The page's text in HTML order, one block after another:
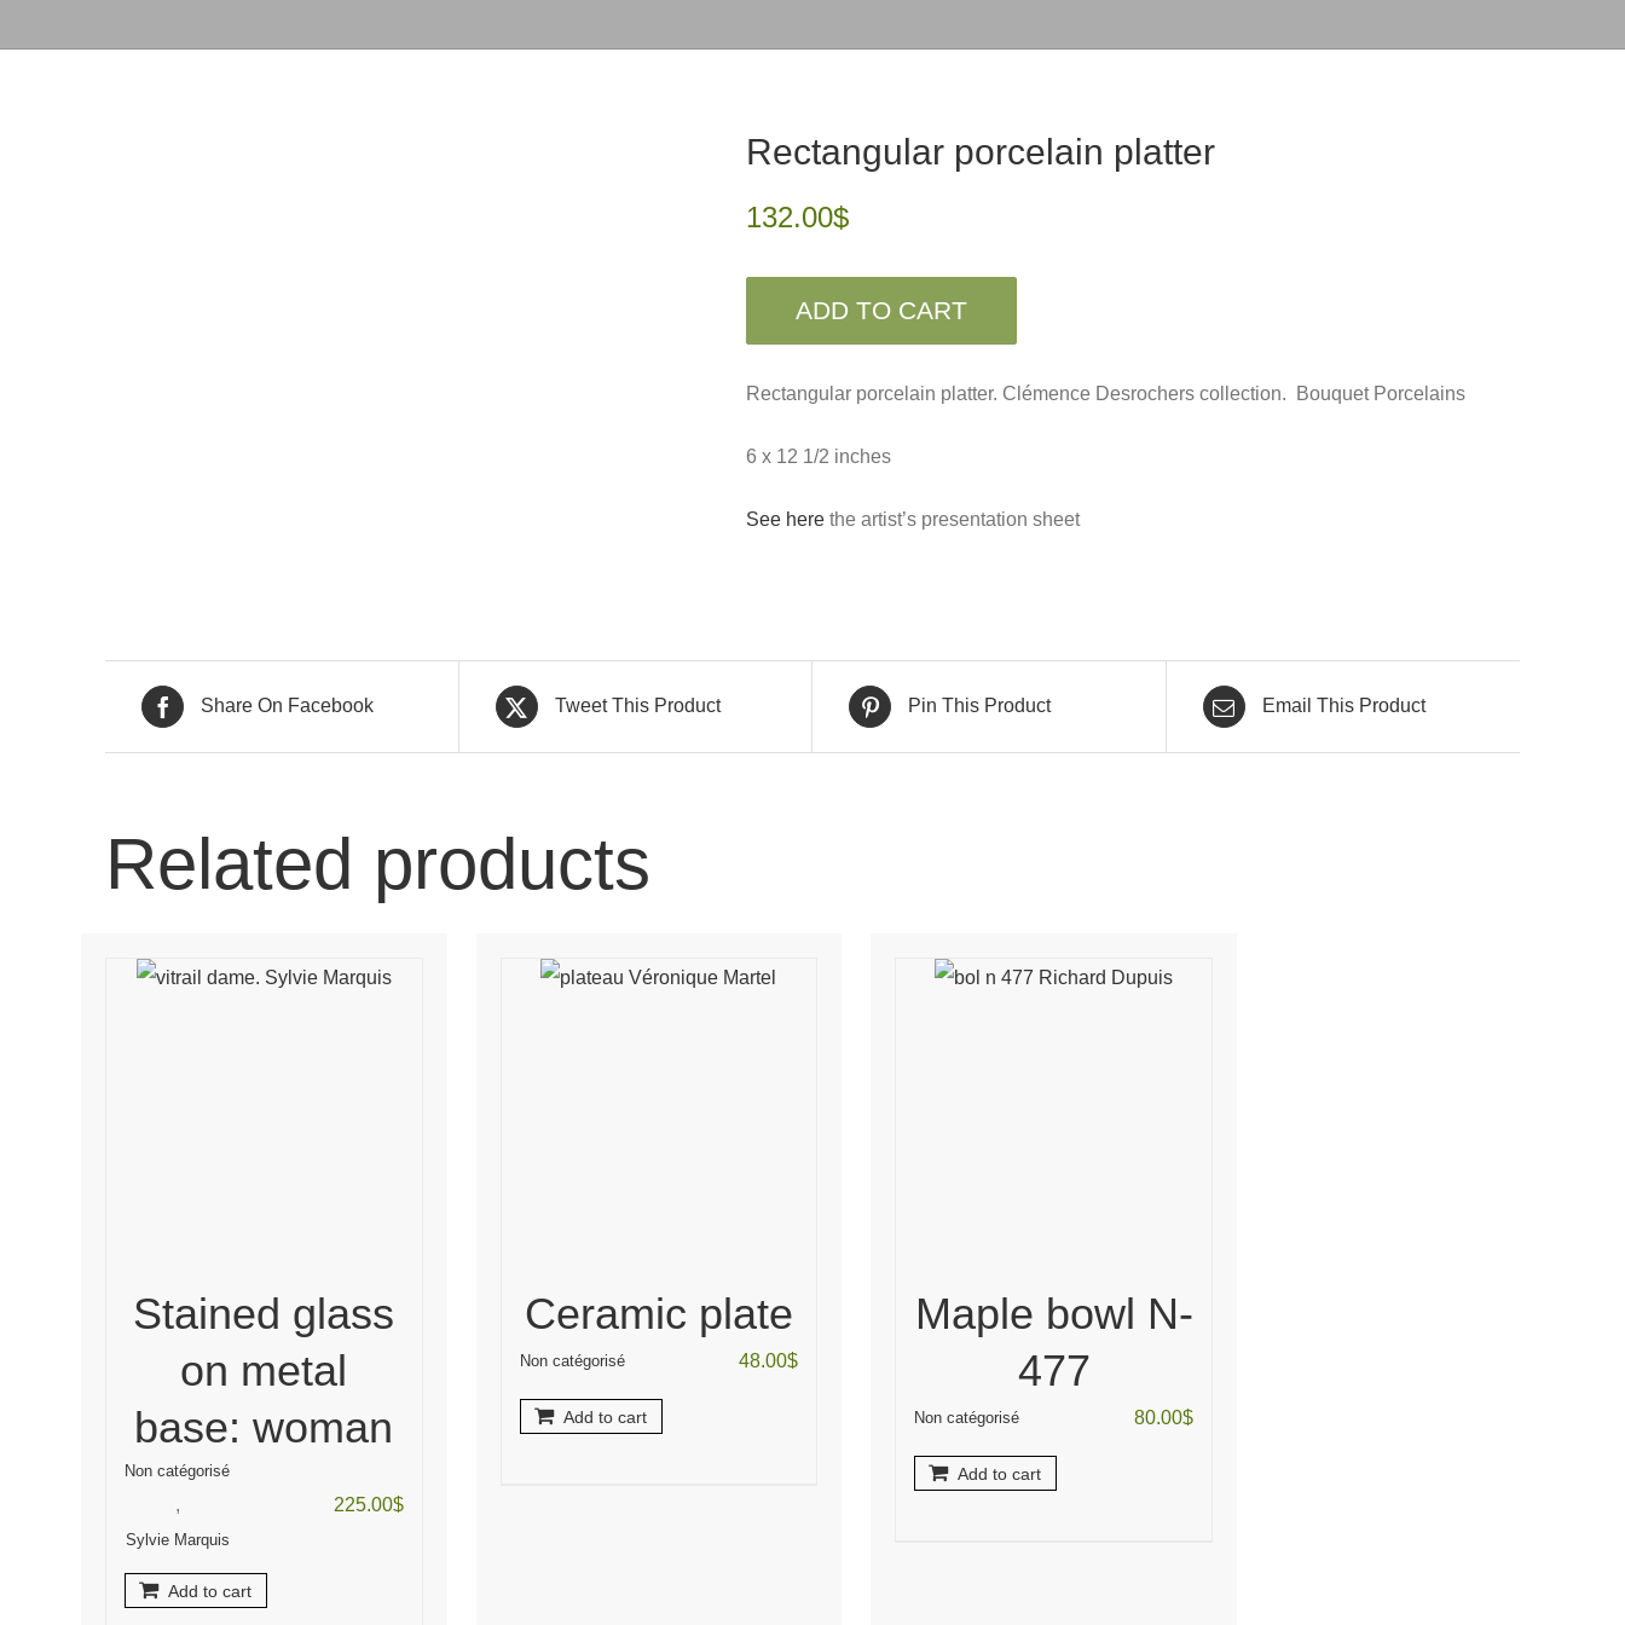
Rectangular porcelain platter
132.00$
ADD TO CART
Rectangular porcelain platter. Clémence Desrochers collection. Bouquet Porcelains
6 x 12 1/2 inches
See here the artist’s presentation sheet
Share On Facebook Tweet This Product Pin This Product Email This Product
Related products
Stained glass
on metal
base: woman
Non catégorisé
,
Sylvie Marquis
225.00$
Add to cart
Ceramic plate
Non catégorisé 48.00$
Add to cart
Maple bowl N-
477
Non catégorisé 80.00$
Add to cart